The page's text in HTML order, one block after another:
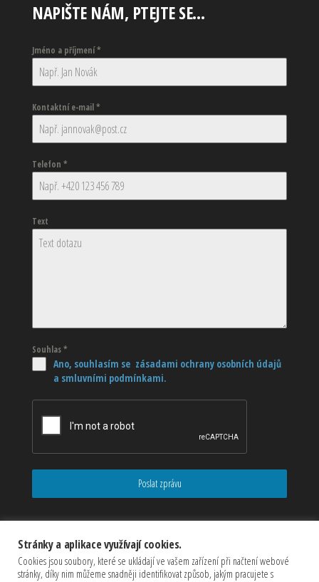
NAPIŠTE NÁM, PTEJTE SE…
Jméno a příjmení*
Kontaktní e-mail*
Telefon *
Text
Souhlas*
Ano, souhlasím se zásadami ochrany osobních údajů
a smluvními podmínkami.
Poslat zprávu
Stránky a aplikace využívají cookies.
Cookies jsou soubory, které se ukládají ve vašem zařízení při načtení webové
stránky, díky nim můžeme snadněji identifikovat způsob, jakým pracujete s